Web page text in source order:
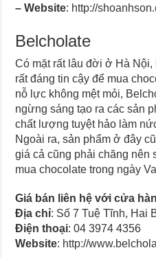
–Website: http://
Belcholate
Có mặt rất lâu đời ở Hà
rất đáng tin cậy để mua
nỗ lực không mệt mỏi,
ngừng sáng tạo ra các sản
chất lượng tuyệt hảo làm
Ngoài ra, sản phẩm ở đây
giá cả cũng phải chăng nên
mua chocolate trong ngày
Giá bán liên hệ với cửa
Địa chỉ: Số 7 Tuệ Tĩnh, Hai
Điện thoại: 04 3974 4356
Website: http://